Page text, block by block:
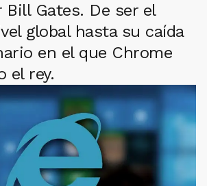
Bill Gates. De ser el
global hasta su caída
en el que Chrome
el rey.